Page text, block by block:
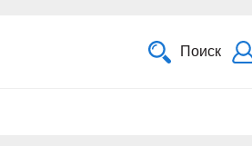
Поиск